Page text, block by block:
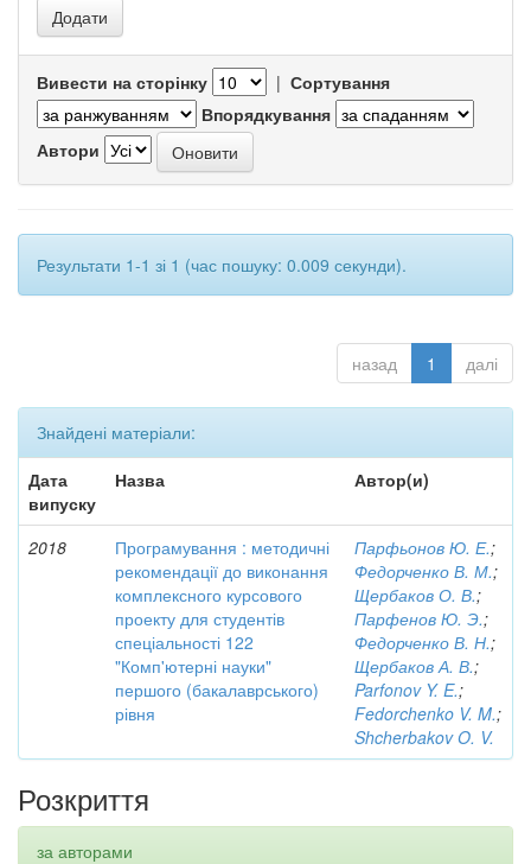
Вивести на сторінку | Сортування
Впорядкування
Автори
Результати 1-1 зі 1 (час пошуку: 0.009 секунди).
назад 1 далі
Знайдені матеріали:
Дата
випуску
Назва Автор(и)
2018
Програмування : методичні
рекомендації до виконання
комплексного курсового
проекту для студентів
спеціальності 122
"Комп'ютерні науки"
першого (бакалаврського)
рівня
Парфьонов Ю. Е.;
Федорченко В. М.;
Щербаков О. В.;
Парфенов Ю. Э.;
Федорченко В. Н.;
Щербаков А. В.;
Parfonov Y. E.;
Fedorchenko V. M.;
Shcherbakov O. V.
Розкриття
за авторами